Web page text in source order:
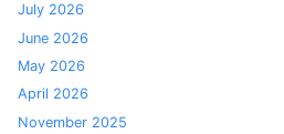
July 2026
June 2026
May 2026
April 2026
November 2025